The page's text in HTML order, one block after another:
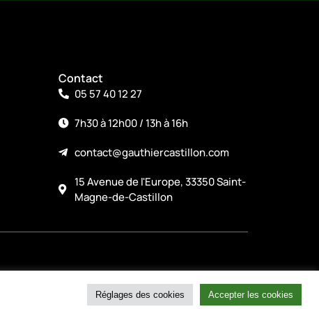
Contact
05 57 40 12 27
7h30 à 12h00 / 13h à 16h
contact@gauthiercastillon.com
15 Avenue de l'Europe, 33350 Saint-
Magne-de-Castillon
Réglages des cookies Accepter les cookies